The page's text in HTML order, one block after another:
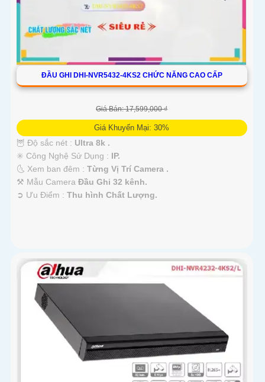
ĐẦU GHI DHI-NVR5432-4KS2 CHỨC NĂNG CAO CẤP
Giá Bán: 17,599,000 ₫
Giá Khuyến Mại: 30%
🦉 Độ sắc nét : Ultra 8k .
✳️ Công Nghệ Sử Dụng : IP.
🌜 Xem ban đêm : Từng Vị Trí Camera .
⚒ Mẫu Camera Đầu Ghi 32 kênh.
️➲ Ưu Điểm : Thu hình Chất Lượng.